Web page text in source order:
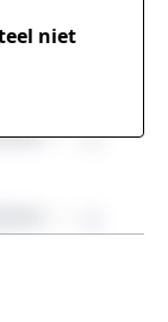
niet